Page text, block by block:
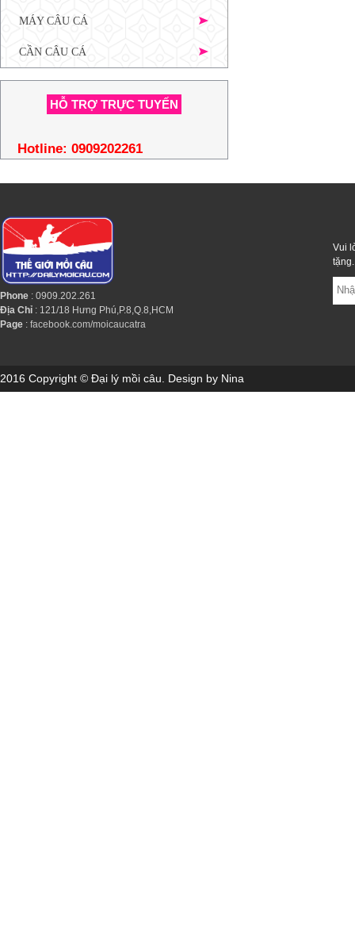
MÁY CÂU CÁ
CẦN CÂU CÁ
HỖ TRỢ TRỰC TUYẾN
Hotline: 0909202261
Phone : 0909.202.261
Địa Chỉ : 121/18 Hưng Phú,P.8,Q.8,HCM
Page : facebook.com/moicaucatra
Vui
tặng.
2016 Copyright © Đại lý mồi câu. Design by Nina